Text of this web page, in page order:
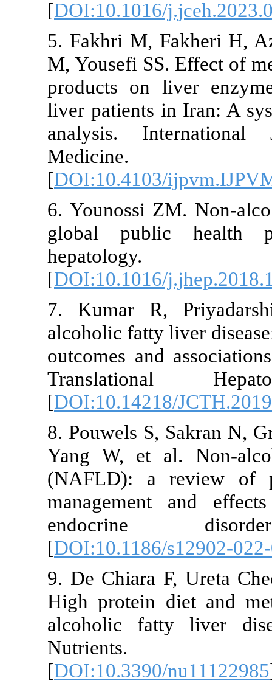
[
5. Fakhri M,
M, Yousefi
products
liver patients
analysis.
[
6. Younossi
global
[
7. Kumar
alcoholic fatty
outcomes
[
8. Pouwels
Yang W, et
(NAFLD): a
[
9. De Chiara
High protein
alcoholic
[